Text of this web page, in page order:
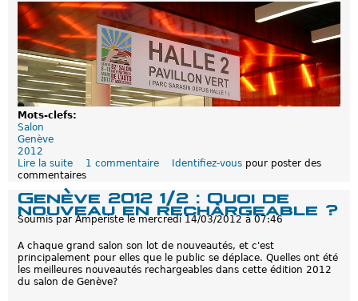
s
r
e
c
h
a
r
g
e
a
d
P
a
r
s
2
0
1
Mots-clefs:
Salon
Genève
2012
Lire la suite
e
e
n
è
e
2
0
1
1 commentaire Identifiez-vous pour poster des
commentaires
Genève 2012 1/2 : Quoi de
nouveau en rechargeable ?
Soumis par Amperiste le mercredi 14/03/2012 à 07:46
A chaque grand salon son lot de nouveautés, et c'est
principalement pour elles que le public se déplace. Quelles ont été
les meilleures nouveautés rechargeables dans cette édition 2012
du salon de Genève?